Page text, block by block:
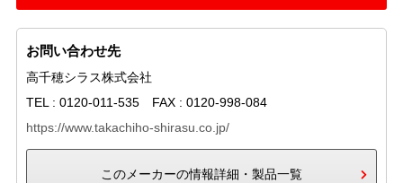
お問い合わせ先
高千穂シラス株式会社
TEL : 0120-011-535 FAX : 0120-998-084
https://www.takachiho-shirasu.co.jp/
このメーカーの情報詳細・製品一覧